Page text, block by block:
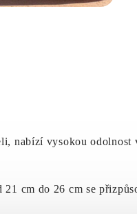
nabízí vysokou odolnost
21 cm do 26 cm se